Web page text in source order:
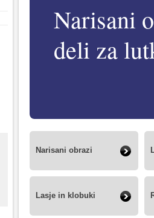
Narisani
deli za
Narisani obrazi
Lasje in klobuki